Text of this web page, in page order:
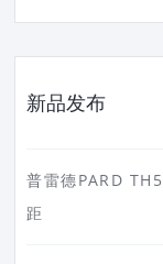
新品发布
普雷德PARD
距